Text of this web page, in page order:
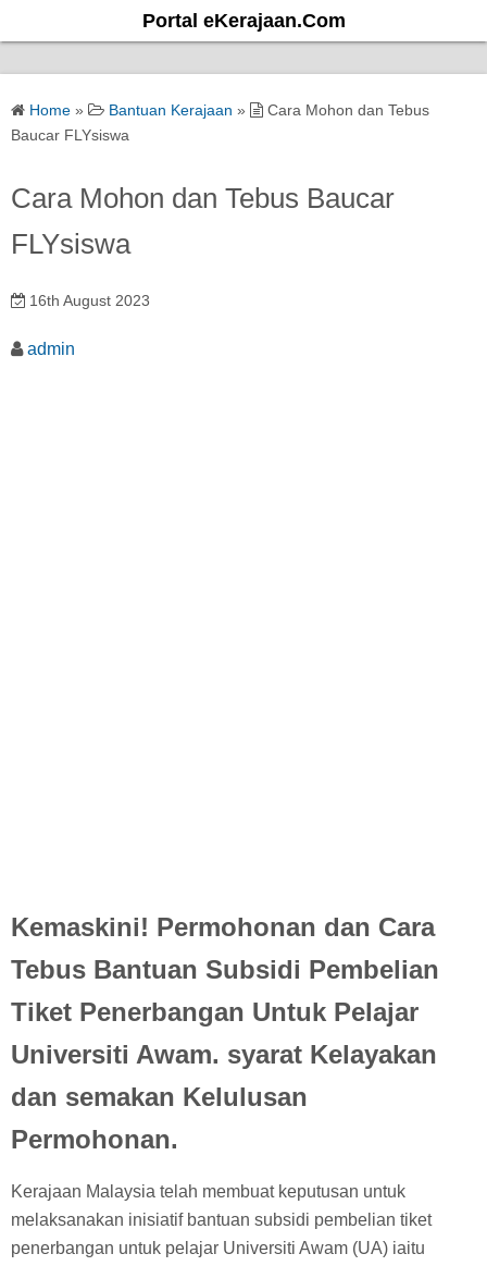
k
Portal eKerajaan.Com
Home » Bantuan Kerajaan »
Cara Mohon dan Tebus
Baucar FLYsiswa
Cara Mohon dan Tebus Baucar
FLYsiswa
16th August 2023
admin
Kemaskini! Permohonan dan Cara
Tebus Bantuan Subsidi Pembelian
Tiket Penerbangan Untuk Pelajar
Universiti Awam. syarat Kelayakan
dan semakan Kelulusan
Permohonan.
Kerajaan Malaysia telah membuat keputusan untuk
melaksanakan inisiatif bantuan subsidi pembelian tiket
penerbangan untuk pelajar Universiti Awam (UA) iaitu